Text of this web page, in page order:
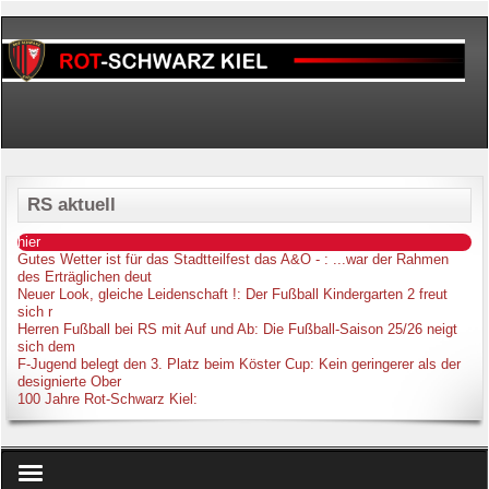
RS aktuell
hier
Gutes Wetter ist für das Stadtteilfest das A&O - : ...war der Rahmen
des Erträglichen deut
Neuer Look, gleiche Leidenschaft !: Der Fußball Kindergarten 2 freut
sich r
Herren Fußball bei RS mit Auf und Ab: Die Fußball-Saison 25/26 neigt
sich dem
F-Jugend belegt den 3. Platz beim Köster Cup: Kein geringerer als der
designierte Ober
100 Jahre Rot-Schwarz Kiel :